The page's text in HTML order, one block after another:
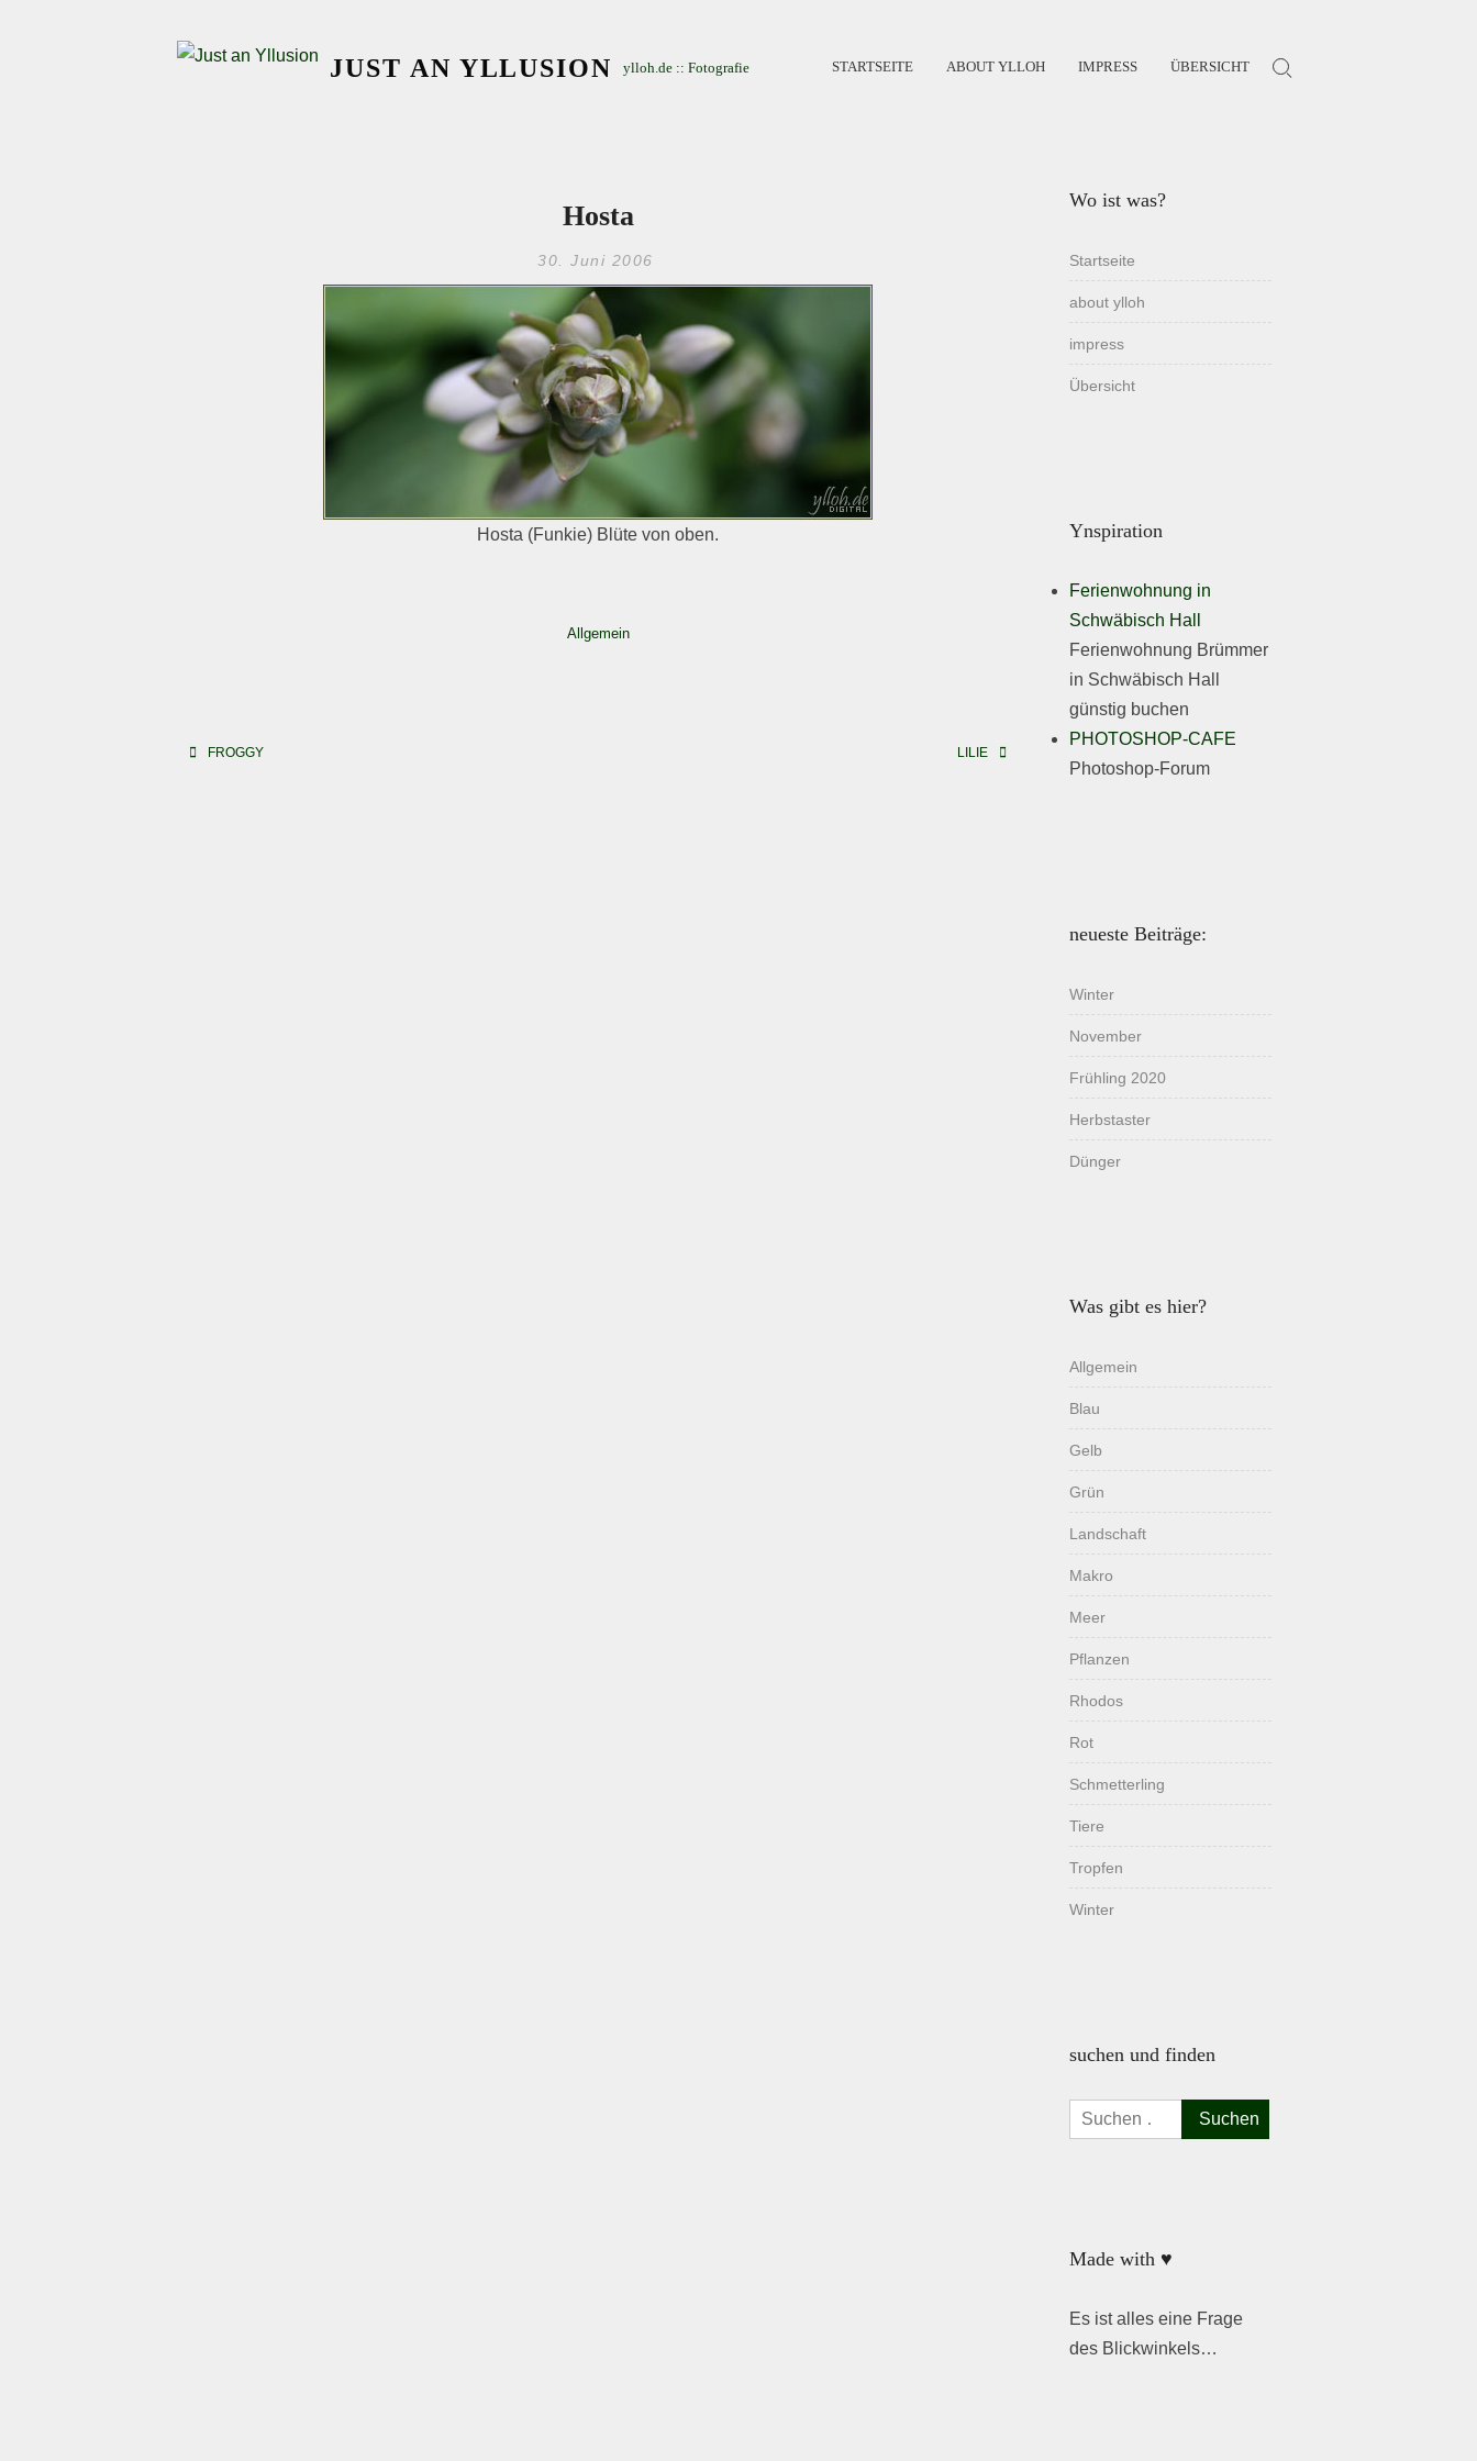
JUST AN YLLUSION ylloh.de :: Fotografie STARTSEITE ABOUT YLLOH IMPRESS ÜBERSICHT Search for:
Hosta
30. Juni 2006
Hosta (Funkie) Blüte von oben.
Allgemein
Beitragsnavigation
FROGGY LILIE
Wo ist was?
Startseite
about ylloh
impress
Übersicht
Ynspiration
Ferienwohnung in
Schwäbisch Hall
Ferienwohnung Brümmer
in Schwäbisch Hall
günstig buchen
PHOTOSHOP-CAFE
Photoshop-Forum
neueste Beiträge:
Winter
November
Frühling 2020
Herbstaster
Dünger
Was gibt es hier?
Allgemein
Blau
Gelb
Grün
Landschaft
Makro
Meer
Pflanzen
Rhodos
Rot
Schmetterling
Tiere
Tropfen
Winter
suchen und finden
Suchen
nach:
Made with ♥
Es ist alles eine Frage
des Blickwinkels…